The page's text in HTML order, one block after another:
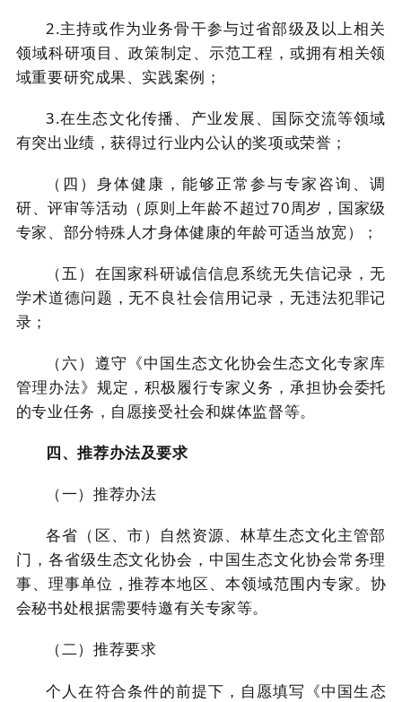
2.主持或作为业务骨干参与过省部级及以上相关
领域科研项目、政策制定、示范工程，或拥有相关领
域重要研究成果、实践案例；
3.在生态文化传播、产业发展、国际交流等领域
有突出业绩，获得过行业内公认的奖项或荣誉；
（四）身体健康，能够正常参与专家咨询、调
研、评审等活动（原则上年龄不超过70周岁，国家级
专家、部分特殊人才身体健康的年龄可适当放宽）；
（五）在国家科研诚信信息系统无失信记录，无
学术道德问题，无不良社会信用记录，无违法犯罪记
录；
（六）遵守《中国生态文化协会生态文化专家库
管理办法》规定，积极履行专家义务，承担协会委托
的专业任务， 自愿接受社会和媒体监督等。
四、推荐办法及要求
（一）推荐办法
各省（区、市） 自然资源、林草生态文化主管部
门，各省级生态文化协会，中国生态文化协会常务理
事、理事单位，推荐本地区、本领域范围内专家。 协
会秘书处根据需要特邀有关专家等。
（二）推荐要求
个人在符合条件的前提下，自愿填写 《中国生态